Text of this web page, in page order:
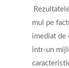
mul pe
imediat de
într-un